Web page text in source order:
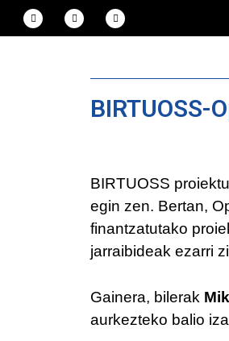
BIRTUOSS-
BIRTUOSS
egin zen. Bertan,
finantzatutako
jarraibideak ezarri
Gainera, bilerak
aurkezteko balio